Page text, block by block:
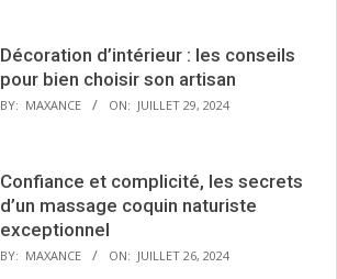
Décoration d’intérieur : les conseils
pour bien choisir son artisan
BY: MAXANCE ON: JUILLET 29, 2024
Confiance et complicité, les secrets
d’un massage coquin naturiste
exceptionnel
BY: MAXANCE ON: JUILLET 26, 2024